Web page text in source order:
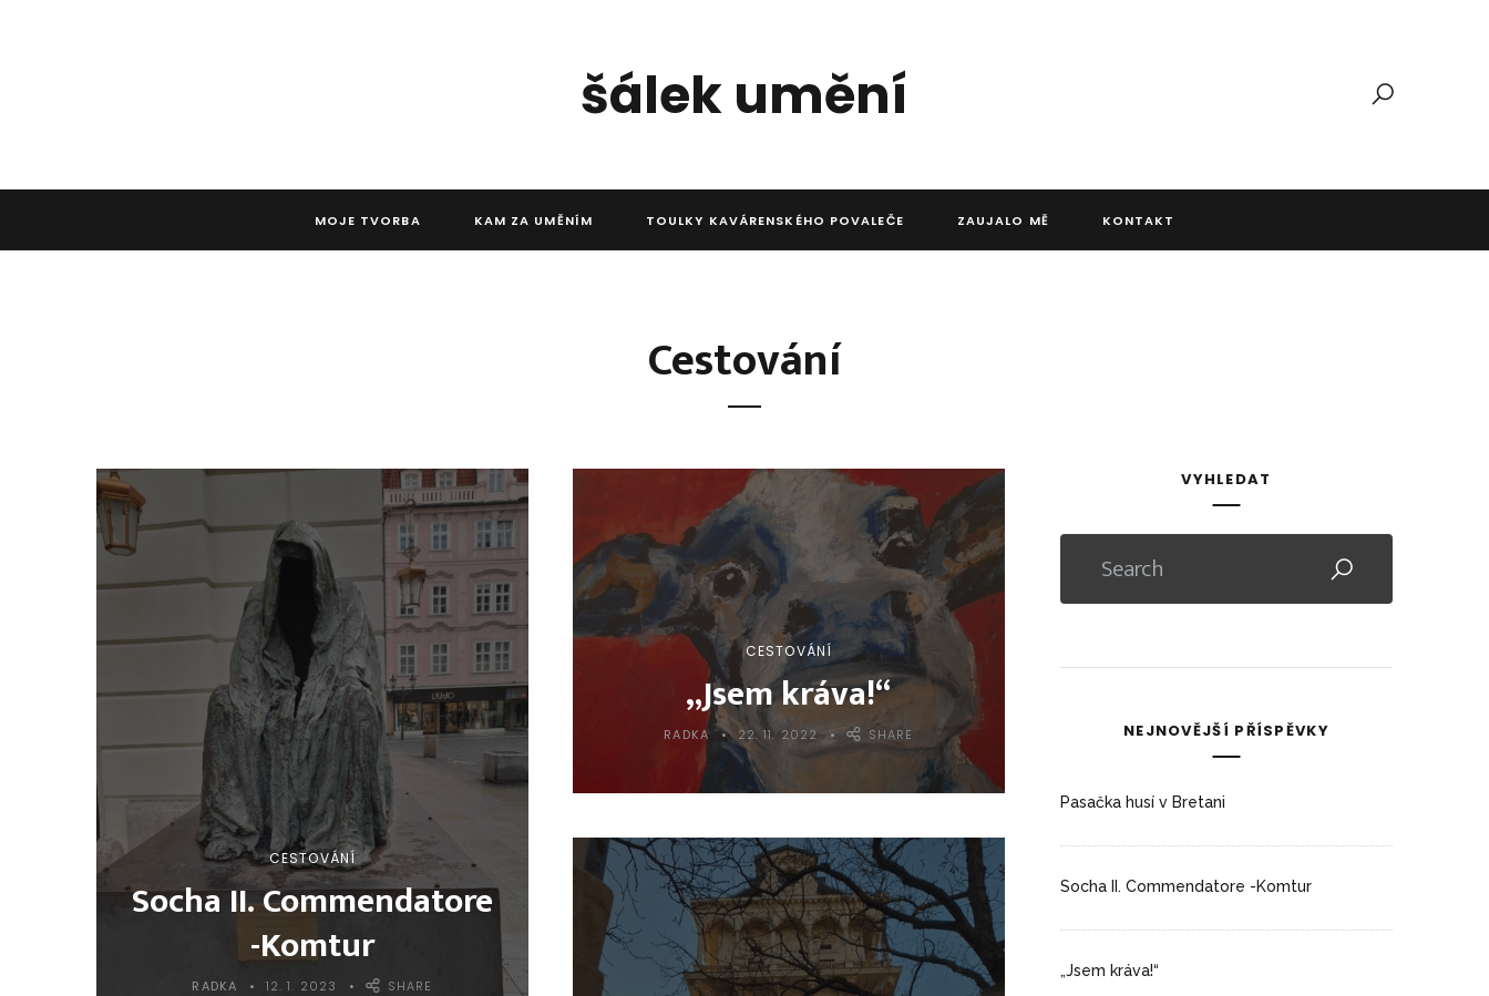
šálek umění
MOJE TVORBA KAM ZA UMĚNÍM TOULKY KAVÁRENSKÉHO POVALEČE ZAUJALO MĚ KONTAKT
Cestování
CESTOVÁNÍ
Socha II. Commendatore
-Komtur
RADKA 12. 1. 2023 SHARE
CESTOVÁNÍ
„Jsem kráva!“
RADKA 22. 11. 2022 SHARE
VYHLEDAT
NEJNOVĚJŠÍ PŘÍSPĚVKY
Pasačka husí v Bretani
Socha II. Commendatore -Komtur
„Jsem kráva!“